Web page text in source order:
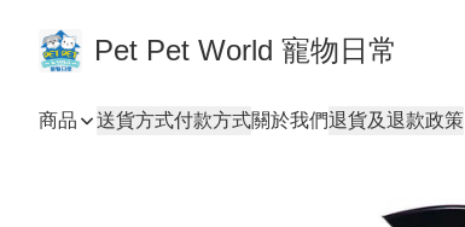
Pet Pet World 寵物日常
商品 送貨方式付款方式關於我們退貨及退款政策